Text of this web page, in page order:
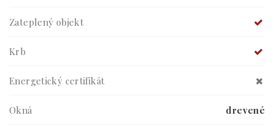
Zateplený objekt
Krb
Energetický certifikát
Okná drevené